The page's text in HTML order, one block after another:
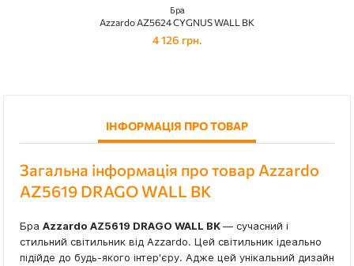
Бра
Azzardo AZ5624 CYGNUS WALL BK
4 126 грн.
ІНФОРМАЦІЯ ПРО ТОВАР
Загальна інформація про товар Azzardo
AZ5619 DRAGO WALL BK
Бра Azzardo AZ5619 DRAGO WALL BK— сучасний і
стильний світильник від Azzardo. Цей світильник ідеально
підійде до будь-якого інтер'єру. Адже цей унікальний дизайн